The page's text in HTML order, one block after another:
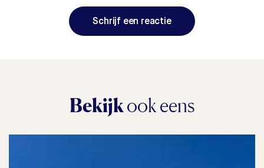
Schrijf een reactie
Bekijkook eens